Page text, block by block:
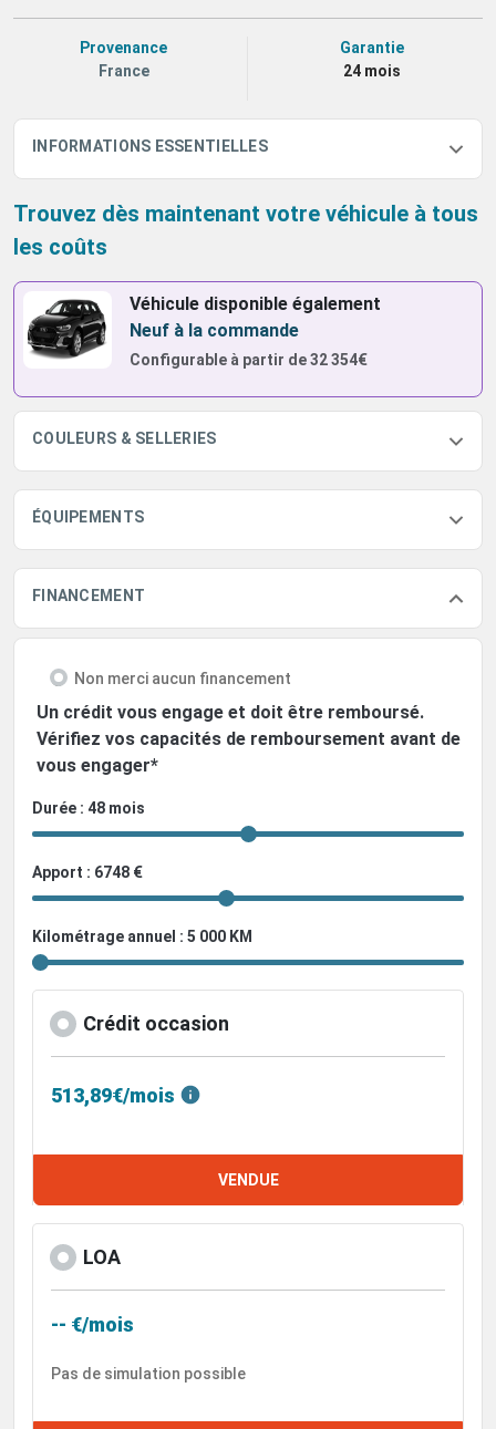
Provenance
France
Garantie
24 mois
INFORMATIONS ESSENTIELLES
Trouvez dès maintenant votre véhicule à tous
les coûts
Véhicule disponible également
Neuf à la commande
Configurable à partir de32 354€
COULEURS & SELLERIES
ÉQUIPEMENTS
FINANCEMENT
Non merci aucun financement
Un crédit vous engage et doit être remboursé.
Vérifiez vos capacités de remboursement avant de
vous engager*
Durée : 48 mois
Apport : 6748 €
Kilométrage annuel : 5 000 KM
Crédit occasion
513,89€/mois
VENDUE
LOA
-- €/mois
Pas de simulation possible